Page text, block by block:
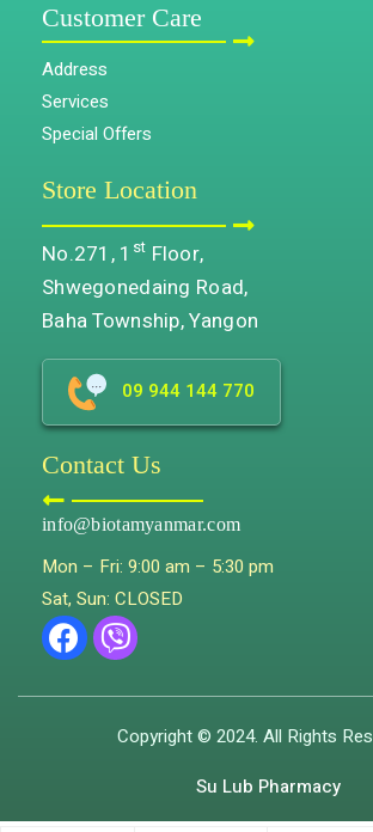
Customer Care
Address
Services
Special Offers
Store Location
No.271, 1 st Floor,
Shwegonedaing Road,
Baha Township, Yangon
09 944 144 770
Contact Us
info@biotamyanmar.com
Mon – Fri: 9:00 am – 5:30 pm
Sat, Sun: CLOSED
Copyright © 2024. All Rights
Su Lub Pharmacy